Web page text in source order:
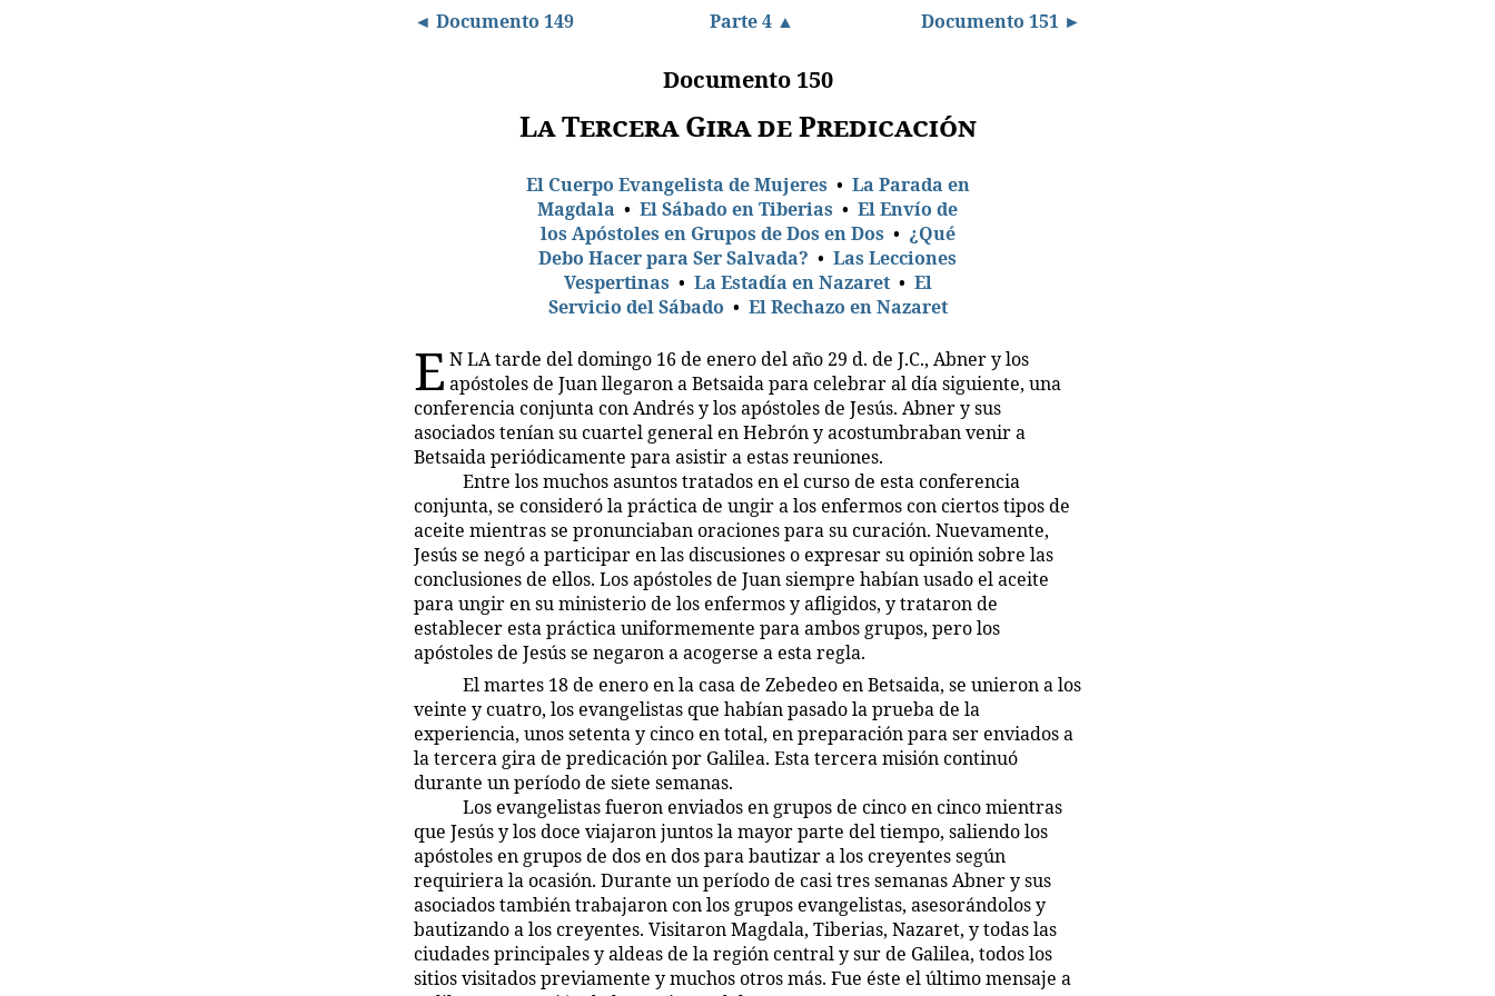
◄ Documento 149 Parte 4 ▲ Documento 151 ►
Documento 150
La Tercera Gira de Predicación
El Cuerpo Evangelista de Mujeres • La Parada en
Magdala • El Sábado en Tiberias • El Envío de
los Apóstoles en Grupos de Dos en Dos • ¿Qué
Debo Hacer para Ser Salvada? • Las Lecciones
Vespertinas • La Estadía en Nazaret• El
Servicio del Sábado • El Rechazo en Nazaret
E N LA tarde del domingo 16 de enero del año 29 d. de J.C., Abner y los
apóstoles de Juan llegaron a Betsaida para celebrar al día siguiente, una
conferencia conjunta con Andrés y los apóstoles de Jesús. Abner y sus
asociados tenían su cuartel general en Hebrón y acostumbraban venir a
Betsaida periódicamente para asistir a estas reuniones.
Entre los muchos asuntos tratados en el curso de esta conferencia
conjunta, se consideró la práctica de ungir a los enfermos con ciertos tipos de
aceite mientras se pronunciaban oraciones para su curación. Nuevamente,
Jesús se negó a participar en las discusiones o expresar su opinión sobre las
conclusiones de ellos. Los apóstoles de Juan siempre habían usado el aceite
para ungir en su ministerio de los enfermos y afligidos, y trataron de
establecer esta práctica uniformemente para ambos grupos, pero los
apóstoles de Jesús se negaron a acogerse a esta regla.
El martes 18 de enero en la casa de Zebedeo en Betsaida, se unieron a los
veinte y cuatro, los evangelistas que habían pasado la prueba de la
experiencia, unos setenta y cinco en total, en preparación para ser enviados a
la tercera gira de predicación por Galilea. Esta tercera misión continuó
durante un período de siete semanas.
Los evangelistas fueron enviados en grupos de cinco en cinco mientras
que Jesús y los doce viajaron juntos la mayor parte del tiempo, saliendo los
apóstoles en grupos de dos en dos para bautizar a los creyentes según
requiriera la ocasión. Durante un período de casi tres semanas Abner y sus
asociados también trabajaron con los grupos evangelistas, asesorándolos y
bautizando a los creyentes. Visitaron Magdala, Tiberias, Nazaret, y todas las
ciudades principales y aldeas de la región central y sur de Galilea, todos los
sitios visitados previamente y muchos otros más. Fue éste el último mensaje a